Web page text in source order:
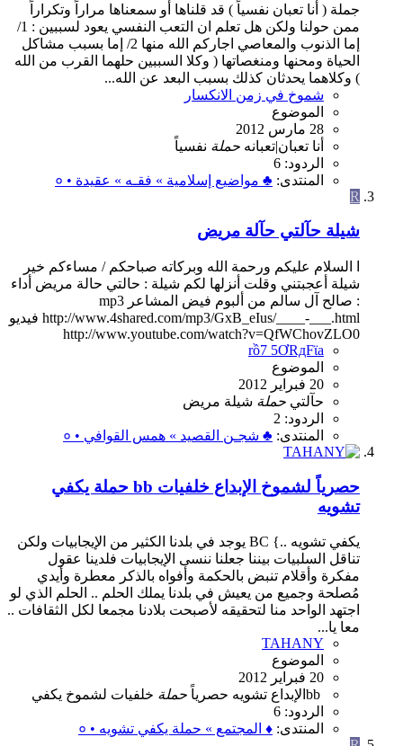
جملة ( أنا تعبان نفسياً ) قد قلناها أو سمعناها مراراً وتكراراً
ممن حولنا ولكن هل تعلم ان التعب النفسي يعود لسببين : 1/
إما الذنوب والمعاصي اجاركم الله منها 2/ إما بسبب مشاكل
الحياة ومحنها ومنغصاتها ( وكلا السببين حلهما القرب من الله
) وكلاهما يحدثان كذلك بسبب البعد عن الله...
شموخ في زمن الانكسار
الموضوع
28 مارس 2012
أنا تعبان|تعبانه حملة نفسياً
الردود: 6
المنتدى: ♣ مواضيع إسلامية » فقـه » عقيدة • ०
R
شيلة حآلتي حآلة مريض
ا السلام عليكم ورحمة الله وبركاته صباحكم / مساءكم خير
شيلة أعجبتني وقلت أنزلها لكم شيلة : حالتي حالة مريض أداء
: صالح آل سالم من ألبوم فيض المشاعر mp3
http://www.4shared.com/mp3/GxB_eIus/____-___.html فيديو
http://www.youtube.com/watch?v=QfWChovZLO0
rồ7 5ƠRдFϊa
الموضوع
20 فبراير 2012
حآلتي حملة شيلة مريض
الردود: 2
المنتدى: ♣ شجـن القصيد » همس القوافي • ०
حصرياً لشموخ الإبداع خلفيات bb حملة يكفي
تشويه
يكفي تشويه ..} BC يوجد في بلدنا الكثير من الإيجابيات ولكن
تناقل السلبيات بيننا جعلنا ننسى الإيجابيات فلدينا عقول
مفكرة وأقلام تنبض بالحكمة وأفواه بالذكر معطرة وأيدي
مُصلحة وجميع من يعيش في بلدنا يملك الحلم .. الحلم الذي لو
اجتهد الواحد منا لتحقيقه لأصبحت بلادنا مجمعا لكل الثقافات ..
معا يا...
TAHANY
الموضوع
20 فبراير 2012
bb الإبداع تشويه حصرياً حملة خلفيات لشموخ يكفي
الردود: 6
المنتدى: ♦ المجتمع » حملة يكفي تشويه • ०